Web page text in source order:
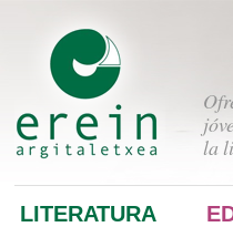
la
LITERATURA